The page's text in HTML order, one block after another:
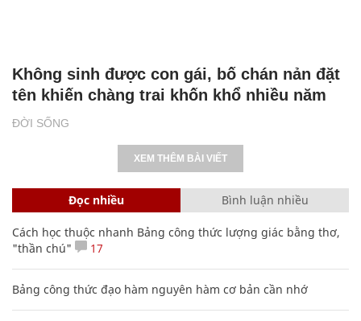
ĐỜI SỐNG
Không sinh được con gái, bố chán nản đặt
tên khiến chàng trai khốn khổ nhiều năm
XEM THÊM BÀI VIẾT
Đọc nhiều Bình luận nhiều
Cách học thuộc nhanh Bảng công thức lượng giác bằng thơ,
"thần chú"
17
Bảng công thức đạo hàm nguyên hàm cơ bản cần nhớ